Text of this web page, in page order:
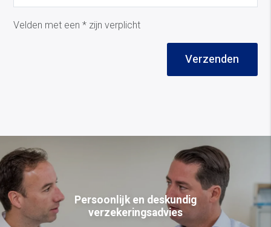
Velden met een * zijn verplicht
Verzenden
Persoonlijk en deskundig
verzekeringsadvies